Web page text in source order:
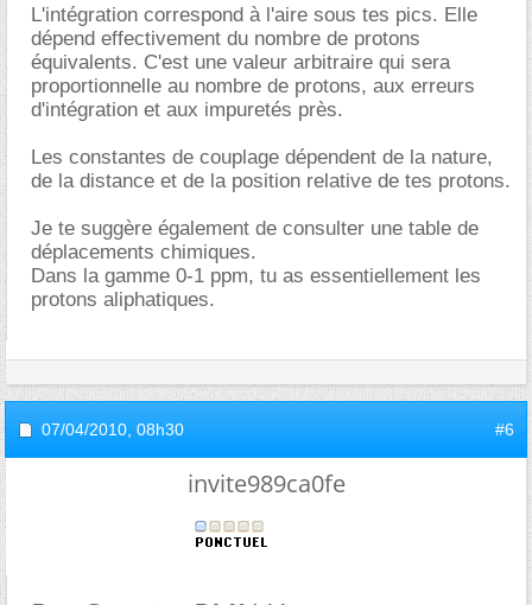
L'intégration correspond à l'aire sous tes pics. Elle
dépend effectivement du nombre de protons
équivalents. C'est une valeur arbitraire qui sera
proportionnelle au nombre de protons, aux erreurs
d'intégration et aux impuretés près.
Les constantes de couplage dépendent de la nature,
de la distance et de la position relative de tes protons.
Je te suggère également de consulter une table de
déplacements chimiques.
Dans la gamme 0-1 ppm, tu as essentiellement les
protons aliphatiques.
07/04/2010, 08h30 #6
invite989ca0fe